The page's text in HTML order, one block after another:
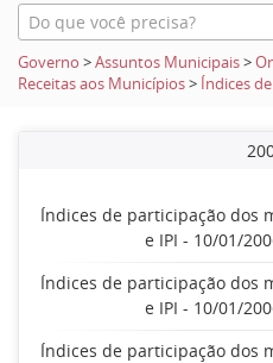
Governo >Assuntos Municipais>
Receitas aos Municípios> Índices
Índices de participação dos
e IPI - 10/01/
Índices de participação dos
e IPI - 10/01/
Índices de participação dos